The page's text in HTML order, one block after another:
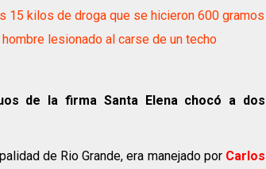
15 kilos de droga que se hicieron 600 gramos
hombre lesionado al carse de un techo
de la firma Santa Elena chocó a dos
de Rio Grande, era manejado por Carlos